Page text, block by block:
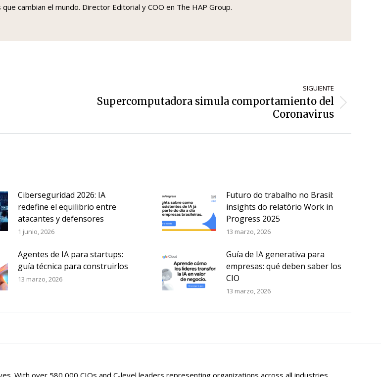
cambian el mundo. Director Editorial y COO en The HAP Group.
SIGUIENTE
SiguienteSupercomputadora simula comportamiento del
Coronavirus
Ciberseguridad 2026: IA
redefine el equilibrio entre
atacantes y defensores
1 junio, 2026
Futuro do trabalho no Brasil:
insights do relatório Work in
Progress 2025
13 marzo, 2026
Agentes de IA para startups:
guía técnica para construirlos
13 marzo, 2026
Guía de IA generativa para
empresas: qué deben saber los
CIO
13 marzo, 2026
With over 580,000 CIOs and C-level leaders representing organizations across all industries,